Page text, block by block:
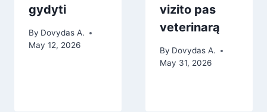
gydyti
By Dovydas A.
May 12, 2026
vizito pas
veterinarą
By Dovydas A.
May 31, 2026